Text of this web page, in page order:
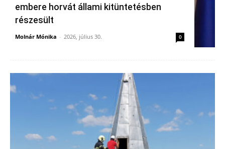
embere horvát állami kitüntetésben
részesült
Molnár Mónika - 2026, július 30. 0